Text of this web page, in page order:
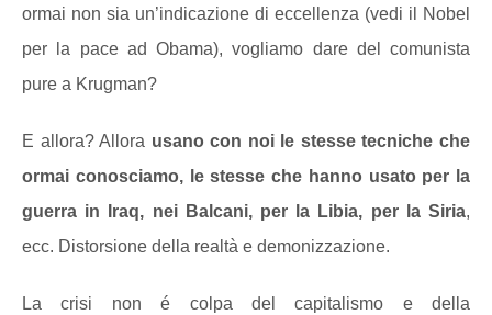
ormai non sia un’indicazione di eccellenza (vedi il Nobel
per la pace ad Obama), vogliamo dare del comunista
pure a Krugman?
E allora? Allora usano con noi le stesse tecniche che
ormai conosciamo, le stesse che hanno usato per la
guerra in Iraq, nei Balcani, per la Libia, per la Siria,
ecc. Distorsione della realtà e demonizzazione.
La crisi non é colpa del capitalismo e della